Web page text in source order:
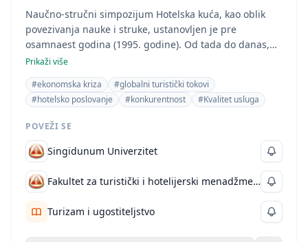
Naučno-stručni simpozijum Hotelska kuća, kao oblik
povezivanja nauke i struke, ustanovljen je pre
osamnaest godina (1995. godine). Od tada do danas,
svake druge godine, u nekom od naših najpoznatijih
turističkih centara održano je osam skupova sa
aktuelnim temama i istim ciljem. Tokom vremena skup
je, zbog učešća brojnih naučnih radnika i privrednika iz
zemalja okruženja, poprimio međunarodni karakter.
Prikaži više
#ekonomska kriza
#globalni turistički tokovi
#hotelsko poslovanje
#konkurentnost #Kvalitet usluga
POVEŽI SE
Singidunum Univerzitet
Fakultet za turistički i hotelijerski menadžment
Turizam i ugostiteljstvo